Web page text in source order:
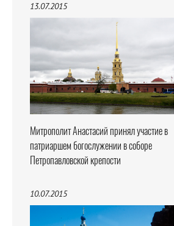
13.07.2015
Митрополит Анастасий принял участие в
патриаршем богослужении в соборе
Петропавловской крепости
10.07.2015